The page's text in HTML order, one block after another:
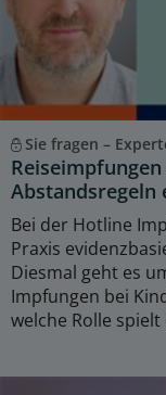
Sie fragen –
Abstandsregeln
Bei der Hotline
Praxis
Diesmal geht es
Impfungen bei
welche Rolle